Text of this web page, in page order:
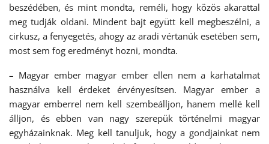
beszédében, és mint mondta, reméli, hogy közös akarattal
meg tudják oldani. Mindent bajt együtt kell megbeszélni, a
cirkusz, a fenyegetés, ahogy az aradi vértanúk esetében sem,
most sem fog eredményt hozni, mondta.
– Magyar ember magyar ember ellen nem a karhatalmat
használva kell érdeket érvényesítsen. Magyar ember a
magyar emberrel nem kell szembeálljon, hanem mellé kell
álljon, és ebben van nagy szerepük történelmi magyar
egyházainknak. Meg kell tanuljuk, hogy a gondjainkat nem